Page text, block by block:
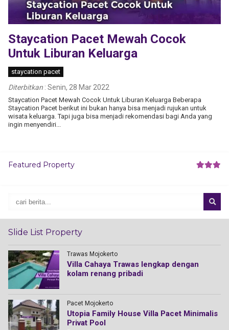
Staycation Pacet Mewah Cocok
Untuk Liburan Keluarga
staycation pacet
Diterbitkan : Senin, 28 Mar 2022
Staycation Pacet Mewah Cocok Untuk Liburan Keluarga Beberapa
Staycation Pacet berikut ini bukan hanya bisa menjadi rujukan untuk
wisata keluarga. Tapi juga bisa menjadi rekomendasi bagi Anda yang
ingin menyendiri...
Featured Property
Slide List Property
Trawas Mojokerto
Villa Cahaya Trawas lengkap dengan
kolam renang pribadi
Pacet Mojokerto
Utopia Family House Villa Pacet Minimalis
Privat Pool